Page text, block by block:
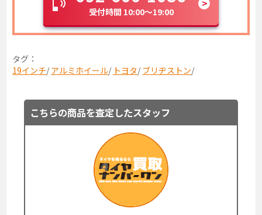
受付時間 10:00～19:00
タグ：
19インチ/ アルミホイール/ トヨタ/ ブリヂストン/
こちらの商品を査定したスタッフ